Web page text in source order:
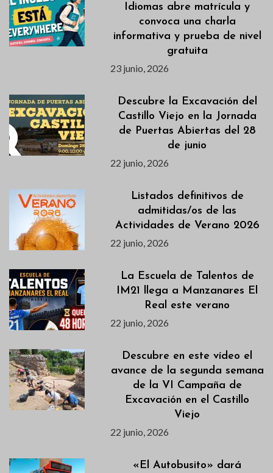
Idiomas abre matrícula y
convoca una charla
informativa y prueba de nivel
gratuita
23 junio, 2026
Descubre la Excavación del
Castillo Viejo en la Jornada
de Puertas Abiertas del 28
de junio
22 junio, 2026
Listados definitivos de
admitidas/os de las
Actividades de Verano 2026
22 junio, 2026
La Escuela de Talentos de
IM21 llega a Manzanares El
Real este verano
22 junio, 2026
Descubre en este vídeo el
avance de la segunda semana
de la VI Campaña de
Excavación en el Castillo
Viejo
22 junio, 2026
«El Autobusito» dará